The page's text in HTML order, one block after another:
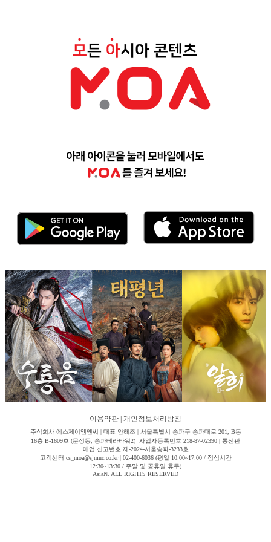
이용약관 개인정보처리방침
주식회사 에스제이엠엔씨 | 대표 안해조 | 서울특별시 송파구 송파대로 201, B동
16층 B-1609호 (문정동, 송파테라타워2) 사업자등록번호 218-87-02390 | 통신판
매업 신고번호 제-2024-서울송파-3233호
고객센터 cs_moa@sjmnc.co.kr | 02-400-6036 (평일 10:00~17:00 / 점심시간
12:30~13:30 / 주말 및 공휴일 휴무)
AsiaN. ALL RIGHTS RESERVED